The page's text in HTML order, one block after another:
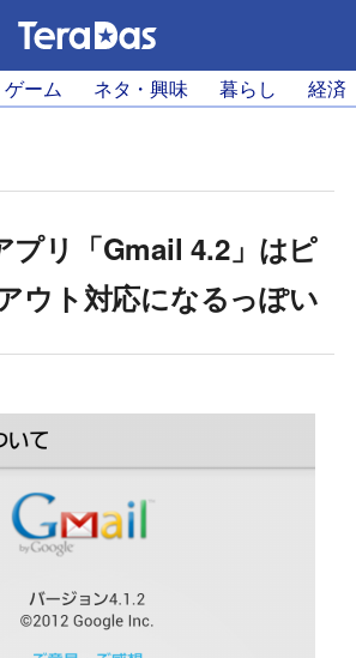
ゲーム ネタ・興味 暮らし 経済
リ「Gmail 4.2」はピ
ウト対応になるっぽい